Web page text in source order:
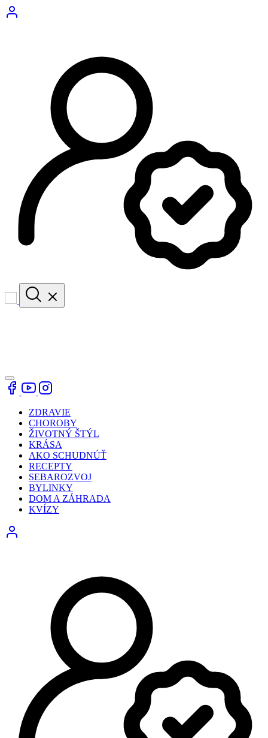
ZDRAVIE
CHOROBY
ŽIVOTNÝ ŠTÝL
KRÁSA
AKO SCHUDNÚŤ
RECEPTY
SEBAROZVOJ
BYLINKY
DOM A ZÁHRADA
KVÍZY